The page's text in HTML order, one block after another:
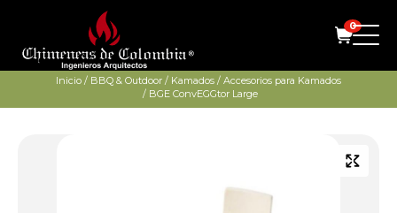
0
Inicio / BBQ & Outdoor / Kamados / Accesorios para Kamados
/ BGE ConvEGGtor Large